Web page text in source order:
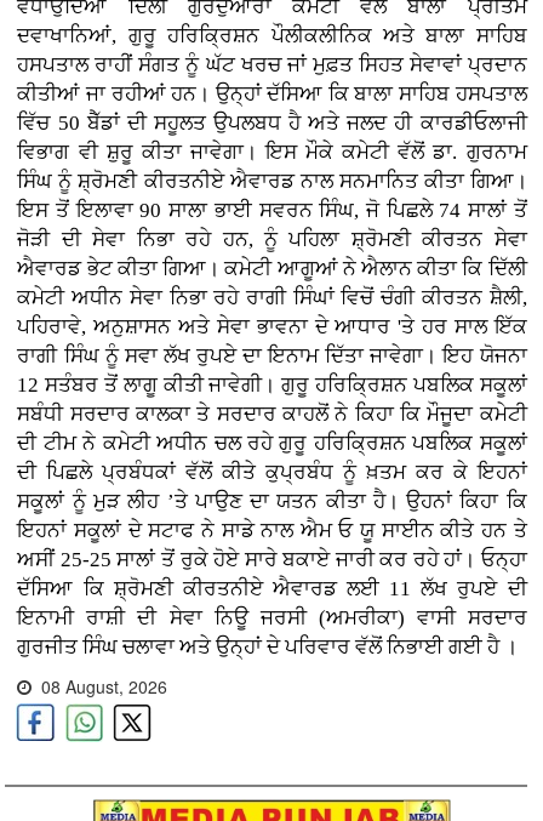
ਵਧਾਉਂਦਿਆਂ ਦਿੱਲੀ ਗੁਰਦੁਆਰਾ ਕਮੇਟੀ ਵੱਲੋਂ ਬਾਲਾ ਪ੍ਰੀਤਮ
ਦਵਾਖਾਨਿਆਂ, ਗੁਰੂ ਹਰਿਕ੍ਰਿਸ਼ਨ ਪੌਲੀਕਲੀਨਿਕ ਅਤੇ ਬਾਲਾ ਸਾਹਿਬ
ਹਸਪਤਾਲ ਰਾਹੀਂ ਸੰਗਤ ਨੂੰ ਘੱਟ ਖਰਚ ਜਾਂ ਮੁਫ਼ਤ ਸਿਹਤ ਸੇਵਾਵਾਂ ਪ੍ਰਦਾਨ
ਕੀਤੀਆਂ ਜਾ ਰਹੀਆਂ ਹਨ। ਉਨ੍ਹਾਂ ਦੱਸਿਆ ਕਿ ਬਾਲਾ ਸਾਹਿਬ ਹਸਪਤਾਲ
ਵਿੱਚ 50 ਬੈੱਡਾਂ ਦੀ ਸਹੂਲਤ ਉਪਲਬਧ ਹੈ ਅਤੇ ਜਲਦ ਹੀ ਕਾਰਡੀਓਲਾਜੀ
ਵਿਭਾਗ ਵੀ ਸ਼ੁਰੂ ਕੀਤਾ ਜਾਵੇਗਾ। ਇਸ ਮੌਕੇ ਕਮੇਟੀ ਵੱਲੋਂ ਡਾ. ਗੁਰਨਾਮ
ਸਿੰਘ ਨੂੰ ਸ਼੍ਰੋਮਣੀ ਕੀਰਤਨੀਏ ਐਵਾਰਡ ਨਾਲ ਸਨਮਾਨਿਤ ਕੀਤਾ ਗਿਆ।
ਇਸ ਤੋਂ ਇਲਾਵਾ 90 ਸਾਲਾ ਭਾਈ ਸਵਰਨ ਸਿੰਘ, ਜੋ ਪਿਛਲੇ 74 ਸਾਲਾਂ ਤੋਂ
ਜੋੜੀ ਦੀ ਸੇਵਾ ਨਿਭਾ ਰਹੇ ਹਨ, ਨੂੰ ਪਹਿਲਾ ਸ਼੍ਰੋਮਣੀ ਕੀਰਤਨ ਸੇਵਾ
ਐਵਾਰਡ ਭੇਟ ਕੀਤਾ ਗਿਆ। ਕਮੇਟੀ ਆਗੂਆਂ ਨੇ ਐਲਾਨ ਕੀਤਾ ਕਿ ਦਿੱਲੀ
ਕਮੇਟੀ ਅਧੀਨ ਸੇਵਾ ਨਿਭਾ ਰਹੇ ਰਾਗੀ ਸਿੰਘਾਂ ਵਿਚੋਂ ਚੰਗੀ ਕੀਰਤਨ ਸ਼ੈਲੀ,
ਪਹਿਰਾਵੇ, ਅਨੁਸ਼ਾਸਨ ਅਤੇ ਸੇਵਾ ਭਾਵਨਾ ਦੇ ਆਧਾਰ 'ਤੇ ਹਰ ਸਾਲ ਇੱਕ
ਰਾਗੀ ਸਿੰਘ ਨੂੰ ਸਵਾ ਲੱਖ ਰੁਪਏ ਦਾ ਇਨਾਮ ਦਿੱਤਾ ਜਾਵੇਗਾ। ਇਹ ਯੋਜਨਾ
12 ਸਤੰਬਰ ਤੋਂ ਲਾਗੂ ਕੀਤੀ ਜਾਵੇਗੀ। ਗੁਰੂ ਹਰਿਕ੍ਰਿਸ਼ਨ ਪਬਲਿਕ ਸਕੂਲਾਂ
ਸਬੰਧੀ ਸਰਦਾਰ ਕਾਲਕਾ ਤੇ ਸਰਦਾਰ ਕਾਹਲੋਂ ਨੇ ਕਿਹਾ ਕਿ ਮੌਜੂਦਾ ਕਮੇਟੀ
ਦੀ ਟੀਮ ਨੇ ਕਮੇਟੀ ਅਧੀਨ ਚਲ ਰਹੇ ਗੁਰੂ ਹਰਿਕ੍ਰਿਸ਼ਨ ਪਬਲਿਕ ਸਕੂਲਾਂ
ਦੀ ਪਿਛਲੇ ਪ੍ਰਬੰਧਕਾਂ ਵੱਲੋਂ ਕੀਤੇ ਕੁਪ੍ਰਬੰਧ ਨੂੰ ਖ਼ਤਮ ਕਰ ਕੇ ਇਹਨਾਂ
ਸਕੂਲਾਂ ਨੂੰ ਮੁੜ ਲੀਹ ’ਤੇ ਪਾਉਣ ਦਾ ਯਤਨ ਕੀਤਾ ਹੈ। ਉਹਨਾਂ ਕਿਹਾ ਕਿ
ਇਹਨਾਂ ਸਕੂਲਾਂ ਦੇ ਸਟਾਫ ਨੇ ਸਾਡੇ ਨਾਲ ਐਮ ਓ ਯੂ ਸਾਈਨ ਕੀਤੇ ਹਨ ਤੇ
ਅਸੀਂ 25-25 ਸਾਲਾਂ ਤੋਂ ਰੁਕੇ ਹੋਏ ਸਾਰੇ ਬਕਾਏ ਜਾਰੀ ਕਰ ਰਹੇ ਹਾਂ। ਓਨ੍ਹਾ
ਦੱਸਿਆ ਕਿ ਸ਼੍ਰੋਮਣੀ ਕੀਰਤਨੀਏ ਐਵਾਰਡ ਲਈ 11 ਲੱਖ ਰੁਪਏ ਦੀ
ਇਨਾਮੀ ਰਾਸ਼ੀ ਦੀ ਸੇਵਾ ਨਿਊ ਜਰਸੀ (ਅਮਰੀਕਾ) ਵਾਸੀ ਸਰਦਾਰ
ਗੁਰਜੀਤ ਸਿੰਘ ਚਲਾਵਾ ਅਤੇ ਉਨ੍ਹਾਂ ਦੇ ਪਰਿਵਾਰ ਵੱਲੋਂ ਨਿਭਾਈ ਗਈ ਹੈ ।
08 August, 2026